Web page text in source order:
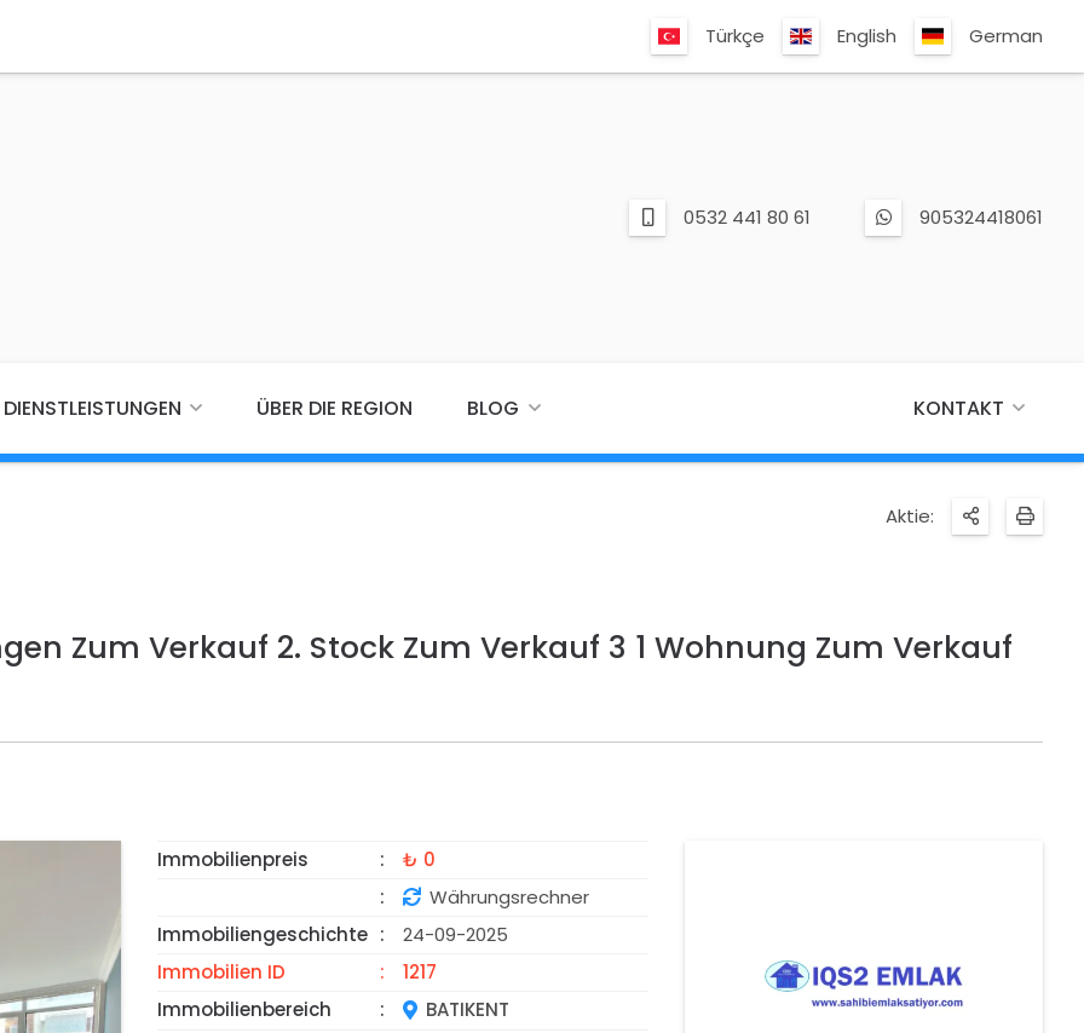
Türkçe English German
0532 441 80 61 905324418061
DIENSTLEISTUNGEN ÜBER DIE REGION BLOG KONTAKT
Aktie:
Zum Verkauf 2. Stock Zum Verkauf 3 1 Wohnung Zum Verkauf
Immobilienpreis
₺ 0
Währungsrechner
Immobiliengeschichte
24-09-2025
Immobilien ID
1217
Immobilienbereich
BATIKENT